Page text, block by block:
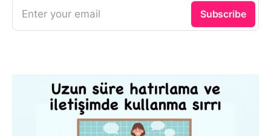
Enter your email Subscribe